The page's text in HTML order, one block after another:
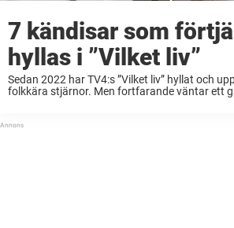
7 kändisar som
hyllas i ”Vilket liv”
Sedan 2022 har TV4:s ”Vilket liv” hyllat och
folkkära stjärnor. Men fortfarande väntar ett